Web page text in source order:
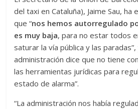
del taxi en Cataluña), Jaime Sau, ha
que “nos hemos autorregulado
es muy baja, para no estar todos
saturar la vía pública y las paradas”,
administración dice que no tiene
las herramientas jurídicas para
estado de alarma”.
“La administración nos había